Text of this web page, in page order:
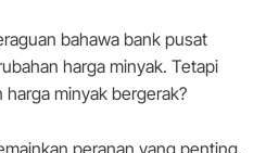
bahawa bank pusat
harga minyak. Tetapi
minyak bergerak?